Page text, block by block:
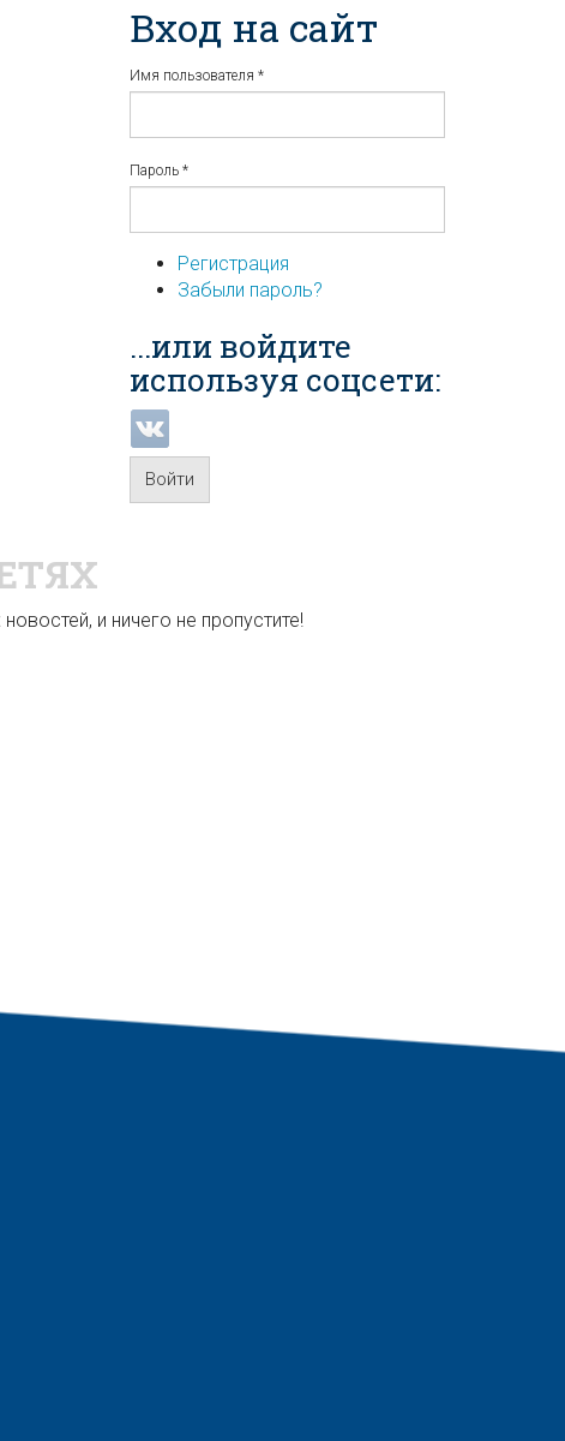
Вход на сайт
Имя пользователя *
Пароль *
Регистрация
Забыли пароль?
...или войдите
используя соцсети:
Войти
и ничего не пропустите!